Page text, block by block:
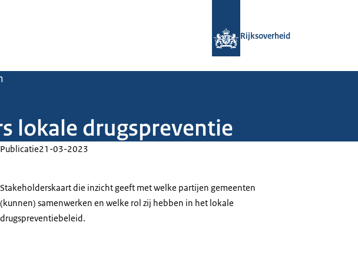
Rijksoverheid
lokale drugspreventie
Publicatie21-03-2023
Stakeholderskaart die inzicht geeft met welke partijen gemeenten
(kunnen) samenwerken en welke rol zij hebben in het lokale
drugspreventiebeleid.